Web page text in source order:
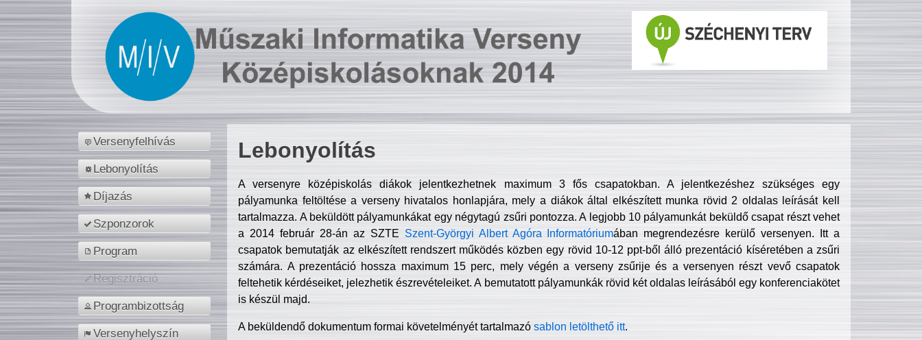
Versenyfelhívás
Lebonyolítás
Díjazás
Szponzorok
Program
Regisztráció
Programbizottság
Versenyhelyszín
Lebonyolítás
A versenyre középiskolás diákok jelentkezhetnek maximum 3 fős csapatokban. A jelentkezéshez szükséges egy
pályamunka feltöltése a verseny hivatalos honlapjára, mely a diákok által elkészített munka rövid 2 oldalas leírását kell
tartalmazza. A beküldött pályamunkákat egy négytagú zsűri pontozza. A legjobb 10 pályamunkát beküldő csapat részt vehet
a 2014 február 28-án az SZTE Szent-Györgyi Albert Agóra Informatóriumában megrendezésre kerülő versenyen. Itt a
csapatok bemutatják az elkészített rendszert működés közben egy rövid 10-12 ppt-ből álló prezentáció kíséretében a zsűri
számára. A prezentáció hossza maximum 15 perc, mely végén a verseny zsűrije és a versenyen részt vevő csapatok
feltehetik kérdéseiket, jelezhetik észrevételeiket. A bemutatott pályamunkák rövid két oldalas leírásából egy konferenciakötet
is készül majd.
A beküldendő dokumentum formai követelményét tartalmazósablon letölthető itt.